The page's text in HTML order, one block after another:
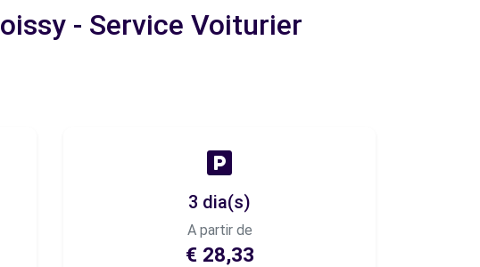
- Service Voiturier
3 dia(s)
A partir de
€ 28,33